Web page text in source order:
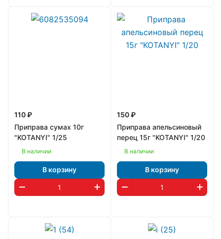
110 ₽
Приправа сумах 10г
"KOTANYI" 1/25
В наличии
В корзину
150 ₽
Приправа апельсиновый
перец 15г "KOTANYI" 1/20
В наличии
В корзину